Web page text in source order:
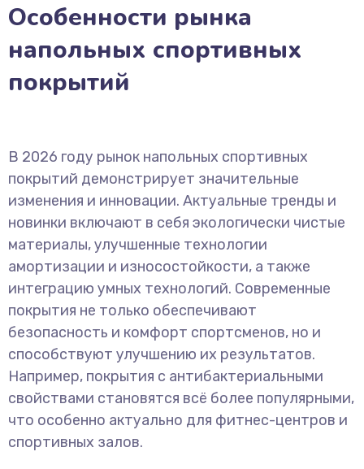
Особенности рынка
напольных спортивных
покрытий
В 2026 году рынок напольных спортивных
покрытий демонстрирует значительные
изменения и инновации. Актуальные тренды и
новинки включают в себя экологически чистые
материалы, улучшенные технологии
амортизации и износостойкости, а также
интеграцию умных технологий. Современные
покрытия не только обеспечивают
безопасность и комфорт спортсменов, но и
способствуют улучшению их результатов.
Например, покрытия с антибактериальными
свойствами становятся всё более популярными,
что особенно актуально для фитнес-центров и
спортивных залов.